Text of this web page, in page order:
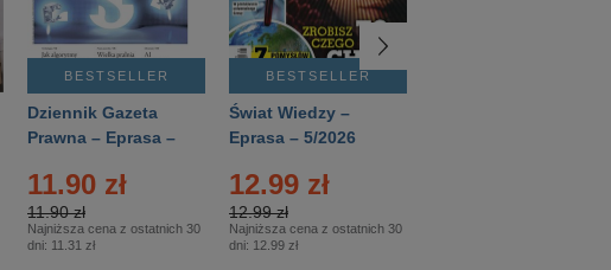
BESTSELLER
Dziennik Gazeta
Prawna – Eprasa –
11.90 zł
11.90 zł
Najniższa cena z ostatnich 30
dni: 11.31 zł
BESTSELLER
Świat Wiedzy –
Eprasa – 5/2026
12.99 zł
12.99 zł
Najniższa cena z ostatnich 30
dni: 12.99 zł